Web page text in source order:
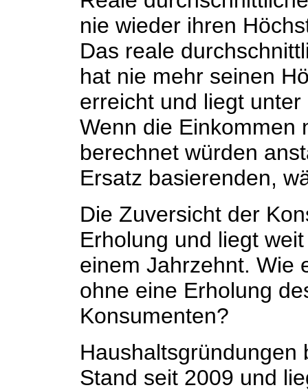
nie wieder ihren
Das reale
hat nie mehr seinen
erreicht und liegt
Wenn die Einkommen
berechnet würden
Ersatz basierenden,
Die Zuversicht der
Erholung und liegt
einem Jahrzehnt. Wie
ohne eine Erholung
Konsumenten?
Haushaltsgründungen
Stand seit 2009 und